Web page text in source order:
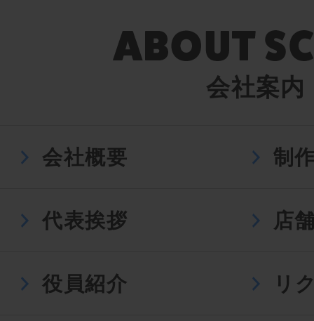
会社案内
会社概要 制
代表挨拶 店
役員紹介 リ